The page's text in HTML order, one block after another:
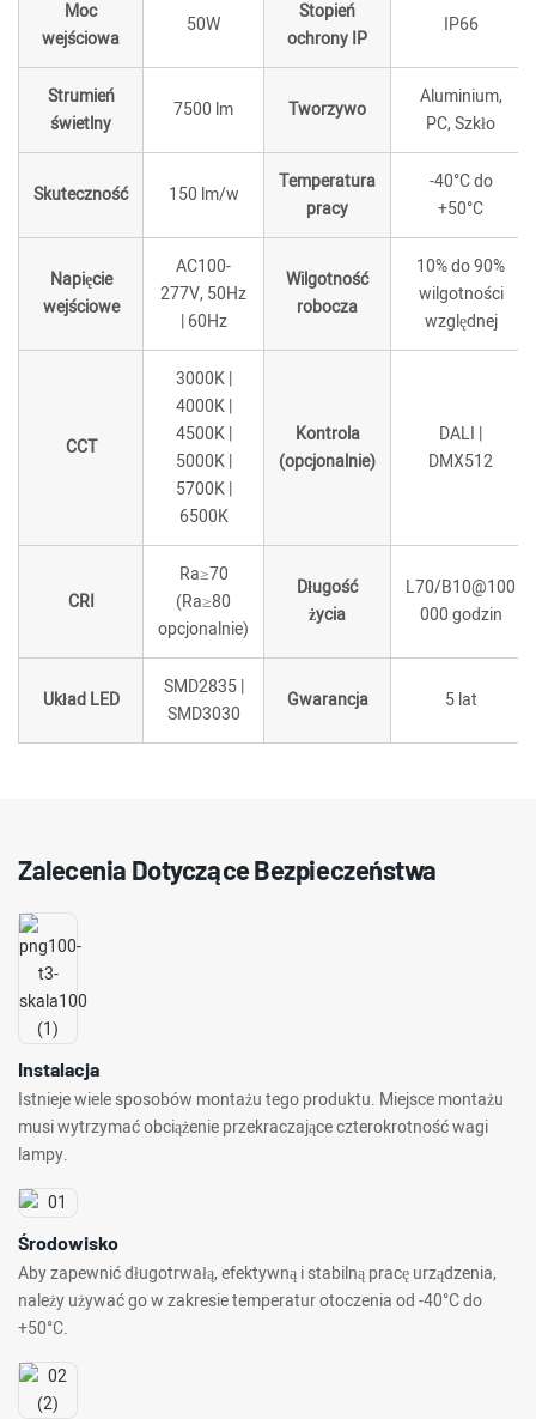
Moc
wejściowa
50W
Stopień
ochrony IP
IP66
Strumień
świetlny
7500 lm Tworzywo
Aluminium,
PC, Szkło
Skuteczność 150 lm/w
Temperatura
pracy
-40°C do
+50°C
Napięcie
wejściowe
AC100-
277V, 50Hz
| 60Hz
Wilgotność
robocza
10% do 90%
wilgotności
względnej
CCT
3000K |
4000K |
4500K |
5000K |
5700K |
6500K
Kontrola
(opcjonalnie)
DALI |
DMX512
CRI
Ra≥70
(Ra≥80
opcjonalnie)
Długość
życia
L70/B10@100
000 godzin
Układ LED
SMD2835 |
SMD3030
Gwarancja 5 lat
Zalecenia Dotyczące Bezpieczeństwa
Instalacja
Istnieje wiele sposobów montażu tego produktu. Miejsce montażu
musi wytrzymać obciążenie przekraczające czterokrotność wagi
lampy.
Środowisko
Aby zapewnić długotrwałą, efektywną i stabilną pracę urządzenia,
należy używać go w zakresie temperatur otoczenia od -40°C do
+50°C.